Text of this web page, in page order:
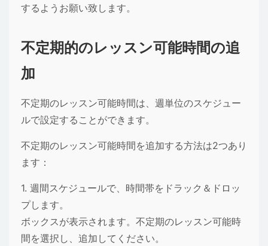
するようお願い致します。
不定期的のレッスン可能時間の追
加
不定期のレッスン可能時間は、週単位のスケジュー
ルで設定することができます。
不定期のレッスン可能時間を追加する方法は2つあり
ます：
1. 週間スケジュールで、時間帯をドラック＆ドロッ
プします。
ボックスが表示されます。不定期のレッスン可能時
間を選択し、追加してください。